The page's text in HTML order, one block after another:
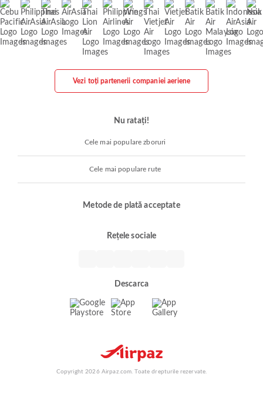
Vezi toți partenerii companiei aeriene
Nu ratați!
Cele mai populare zboruri
Cele mai populare rute
Metode de plată acceptate
Rețele sociale
Descarca
Copyright 2026 Airpaz.com. Toate drepturile rezervate.